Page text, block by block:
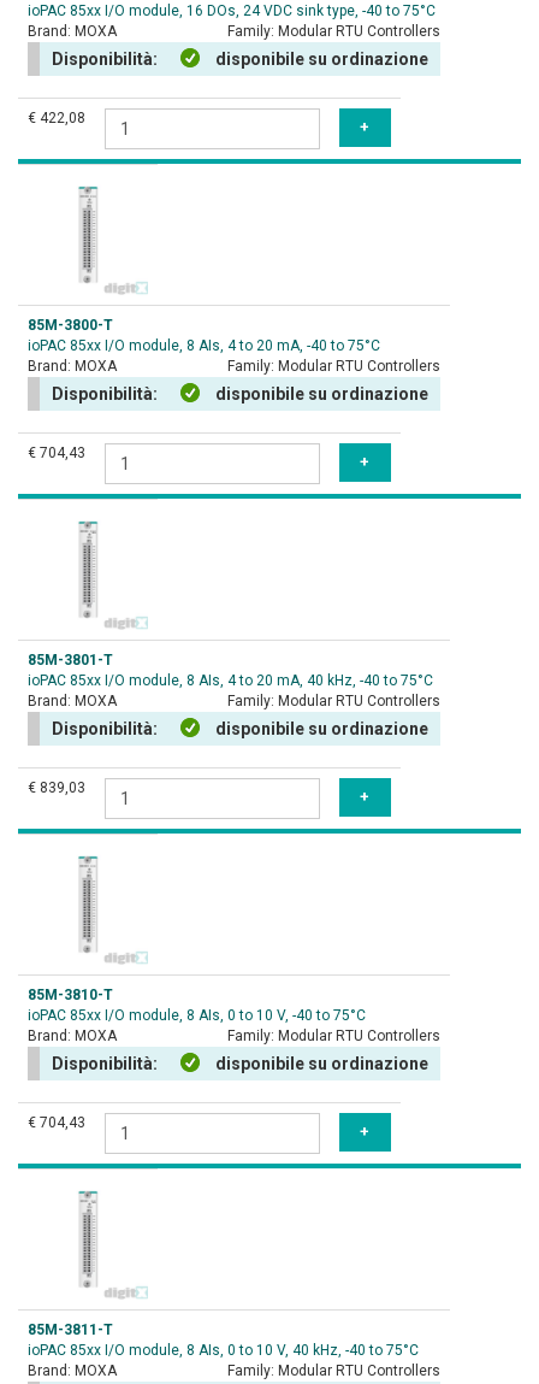
ioPAC 85xx I/O module, 16 DOs, 24 VDC sink type, -40 to 75°C
Brand: MOXA Family: Modular RTU Controllers
Disponibilità: disponibile su ordinazione
€ 422,08
85M-3800-T
ioPAC 85xx I/O module, 8 AIs, 4 to 20 mA, -40 to 75°C
Brand: MOXA Family: Modular RTU Controllers
Disponibilità: disponibile su ordinazione
€ 704,43
85M-3801-T
ioPAC 85xx I/O module, 8 AIs, 4 to 20 mA, 40 kHz, -40 to 75°C
Brand: MOXA Family: Modular RTU Controllers
Disponibilità: disponibile su ordinazione
€ 839,03
85M-3810-T
ioPAC 85xx I/O module, 8 AIs, 0 to 10 V, -40 to 75°C
Brand: MOXA Family: Modular RTU Controllers
Disponibilità: disponibile su ordinazione
€ 704,43
85M-3811-T
ioPAC 85xx I/O module, 8 AIs, 0 to 10 V, 40 kHz, -40 to 75°C
Brand: MOXA Family: Modular RTU Controllers